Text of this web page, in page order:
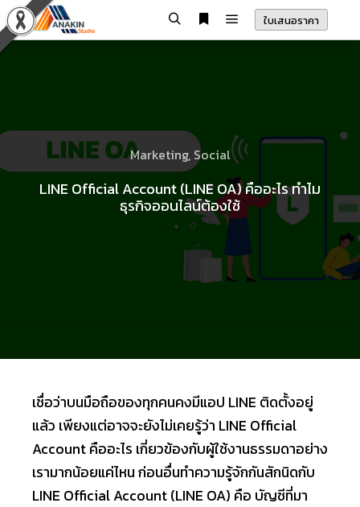
SearchMore infoMain menu
ใบเสนอราคา
Marketing, Social
LINE Official Account (LINE OA) คืออะไร ทำไม
ธุรกิจออนไลน์ต้องใช้
เชื่อว่าบนมือถือของทุกคนคงมีแอป LINE ติดตั้งอยู่
แล้ว เพียงแต่อาจจะยังไม่เคยรู้ว่า LINE Official
Account คืออะไร เกี่ยวข้องกับผู้ใช้งานธรรมดาอย่าง
เรามากน้อยแค่ไหน ก่อนอื่นทำความรู้จักกันสักนิดกับ
LINE Official Account (LINE OA) คือ บัญชีที่มา